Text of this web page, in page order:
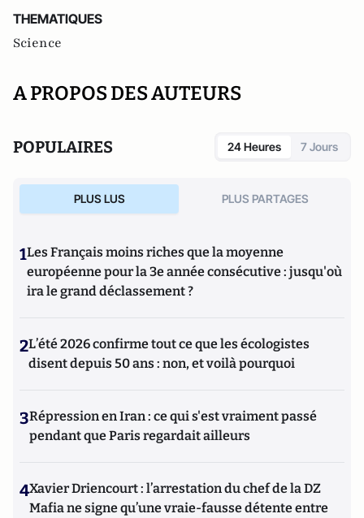
THEMATIQUES
Science
A PROPOS DES AUTEURS
POPULAIRES 24 Heures 7 Jours
PLUS LUS PLUS PARTAGES
1Les Français moins riches que la moyenne
européenne pour la 3e année consécutive : jusqu'où
ira le grand déclassement ?
2L’été 2026 confirme tout ce que les écologistes
disent depuis 50 ans : non, et voilà pourquoi
3Répression en Iran : ce qui s'est vraiment passé
pendant que Paris regardait ailleurs
4Xavier Driencourt : l’arrestation du chef de la DZ
Mafia ne signe qu’une vraie-fausse détente entre